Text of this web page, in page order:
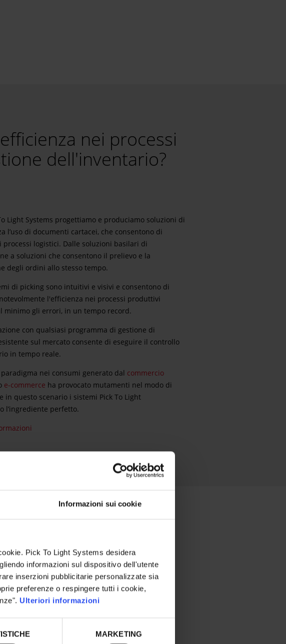
Informazioni sui cookie
Pick To Light Systems desidera
informazioni sul dispositivo dell'utente
inserzioni pubblicitarie personalizzate sia
preferenze o respingere tutti i cookie,
Ulteriori informazioni
MARKETING
nei processi
dell'inventario?
Light Systems progettiamo e produciamo soluzioni di
l’uso di documenti cartacei, che consentono di
processi logistici. Dalle soluzioni basilari di
a soluzioni che consentono il prelievo e la
degli ordini allo stesso tempo.
di picking sono intuitivi e visivi e consentono di
l'efficienza nei processi produttivi
minimo gli errori, in un tempo record.
con qualsiasi programma di gestione di
sul mercato consente di eseguire il controllo
in tempo reale.
nei consumi generato dal commercio
e-commerce ha provocato mutamenti nel modo di
in questo scenario i sistemi Pick To Light
l’ingrediente perfetto.
To Light?